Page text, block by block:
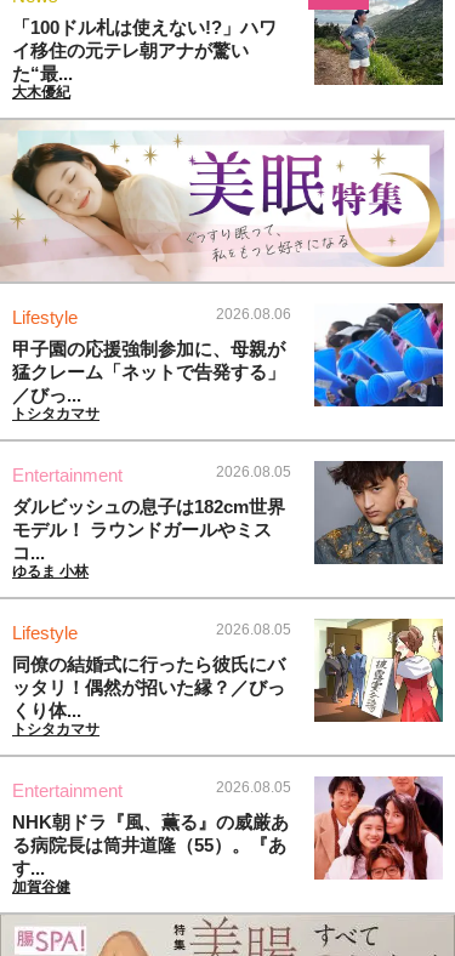
「100ドル札は使えない!?」ハワ
イ移住の元テレ朝アナが驚い
た“最...
大木優紀
Lifestyle 2026.08.06
甲子園の応援強制参加に、母親が
猛クレーム「ネットで告発する」
／びっ...
トシタカマサ
Entertainment 2026.08.05
ダルビッシュの息子は182cm世界
モデル！ ラウンドガールやミス
コ...
ゆるま 小林
Lifestyle 2026.08.05
同僚の結婚式に行ったら彼氏にバ
ッタリ！偶然が招いた縁？／びっ
くり体...
トシタカマサ
Entertainment 2026.08.05
NHK朝ドラ『風、薫る』の威厳あ
る病院長は筒井道隆（55）。『あ
す...
加賀谷健